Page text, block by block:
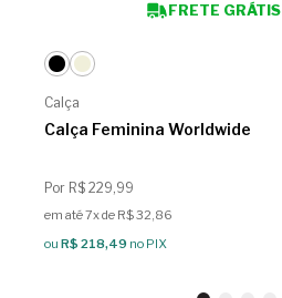
FRETE GRÁTIS
Calça
Calça Feminina Worldwide
Por R$ 229,99
em até 7x de R$ 32,86
ou R$ 218,49 no PIX